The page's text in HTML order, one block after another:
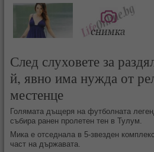
След слуховете за
й, явно има нужда от
местенце
Голямата дъщеря на футболната
събира ранен пролетен тен в Тулум.
Мика е отседнала в 5-звезден
част на държавата.